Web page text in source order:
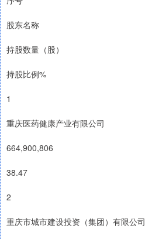
股东名称
持股数量（股）
持股比例%
1
重庆医药健康产业有限公司
664,900,806
38.47
2
重庆市城市建设投资（集团）有限公司